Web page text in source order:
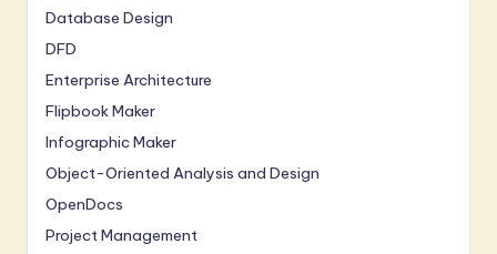
Database Design
DFD
Enterprise Architecture
Flipbook Maker
Infographic Maker
Object-Oriented Analysis and Design
OpenDocs
Project Management